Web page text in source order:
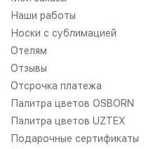
Наши работы
Носки с сублимацией
Отелям
Отзывы
Отсрочка платежа
Палитра цветов OSBORN
Палитра цветов UZTEX
Подарочные сертификаты